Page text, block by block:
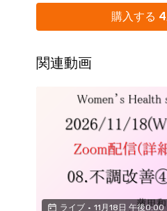
いたします。
※購入締め切り：開催日前日
い。
で、ご確認ください。
は、大変お手数ですが(
連絡をお願いいたします。
------------------
疼痛解剖学（Pain Anatomy
購入する
関連動画
ライブ • 11月18日 午後0:00